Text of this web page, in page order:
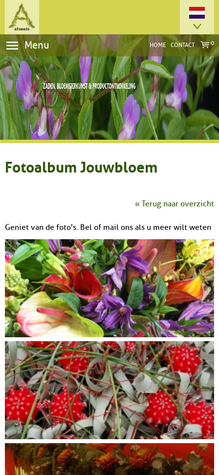
0
HOME CONTACT
Menu
Fotoalbum Jouwbloem
« Terug naar overzicht
Geniet van de foto's. Bel of mail ons als u meer wilt weten